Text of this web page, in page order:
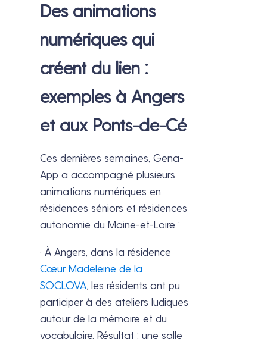
Des animations
numériques qui
créent du lien :
exemples à Angers
et aux Ponts-de-Cé
Ces dernières semaines, Gena-
App a accompagné plusieurs
animations numériques en
résidences séniors et résidences
autonomie du Maine-et-Loire :
· À Angers, dans la résidence
Cœur Madeleine de la
SOCLOVA , les résidents ont pu
participer à des ateliers ludiques
autour de la mémoire et du
vocabulaire. Résultat : une salle